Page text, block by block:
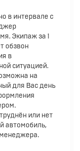
в интервале с
Экипаж за 1
обзвон
в
ситуацией.
на
для Вас день
или нет
автомобиль,
менеджера.